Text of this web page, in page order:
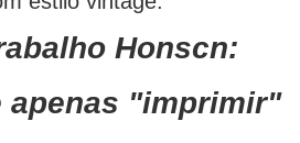
Honscn:
apenas "imprimir"